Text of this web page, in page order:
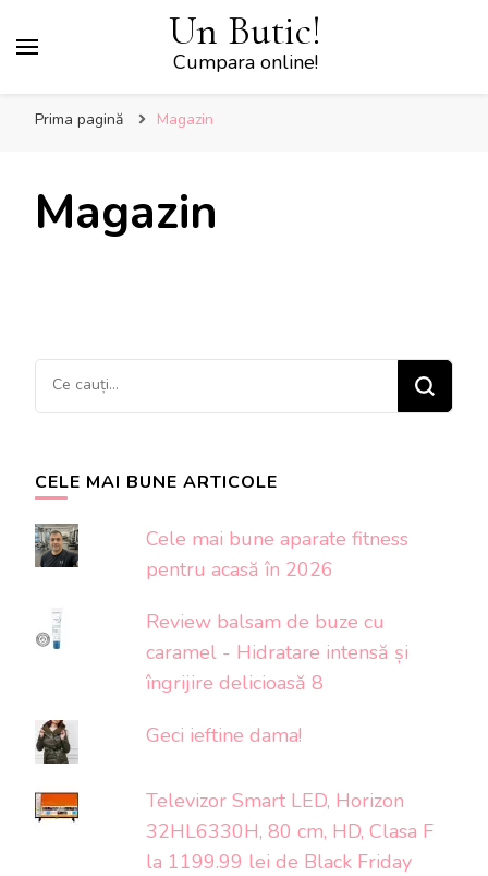
Un Butic!
Cumpara online!
Prima pagină Magazin
Magazin
Cauți
ceva?
CELE MAI BUNE ARTICOLE
Cele mai bune aparate fitness
pentru acasă în 2026
Review balsam de buze cu
caramel - Hidratare intensă și
îngrijire delicioasă 8
Geci ieftine dama!
Televizor Smart LED, Horizon
32HL6330H, 80 cm, HD, Clasa F
la 1199.99 lei de Black Friday